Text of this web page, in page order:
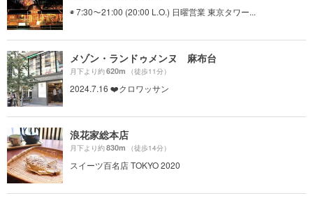
◉ 7:30～21:00 (20:00 L.O.) 日曜営業 東京タワー...
メゾン・ランドゥメンヌ 麻布台
月下より約620m （徒歩11分）
2024.7.16 ❤️クロワッサン
浪花家総本店
月下より約830m （徒歩14分）
スイーツ百名店 TOKYO 2020